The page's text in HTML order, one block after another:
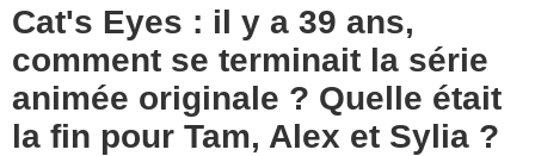
Cat's Eyes : il y a 39 ans,
comment se terminait la série
animée originale ? Quelle était
la fin pour Tam, Alex et Sylia ?